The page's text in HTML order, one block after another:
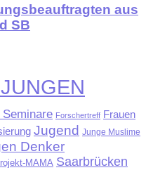
aus
SB
Seminare Forschertreff Frauen
Jugend Junge Muslime
Denker
MAMA Saarbrücken